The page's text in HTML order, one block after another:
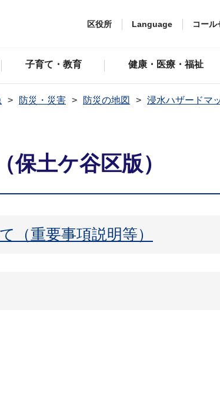
区役所 Language コール
子育て・教育 健康・医療・福祉
防災・災害 防災の地図 浸水ハザードマ
土ケ谷区版）
（重要事項説明等）